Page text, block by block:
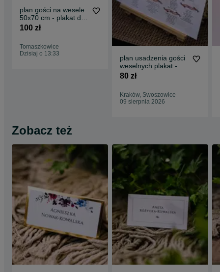
plan gości na wesele
50x70 cm - plakat do
ramy
100 zł
Tomaszkowice
Dzisiaj o 13:33
plan usadzenia gości
weselnych plakat - w
stylu Harrego Pottera
80 zł
Kraków, Swoszowice
09 sierpnia 2026
Zobacz też